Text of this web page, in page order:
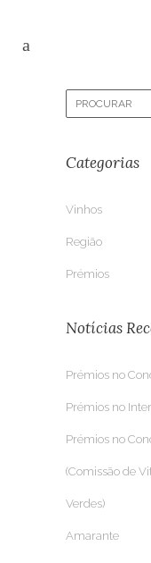
Categorias
Vinhos
Região
Prémios
Notícias
Prémios no
Prémios no
Prémios no
(Comissão de
Verdes)
Amarante